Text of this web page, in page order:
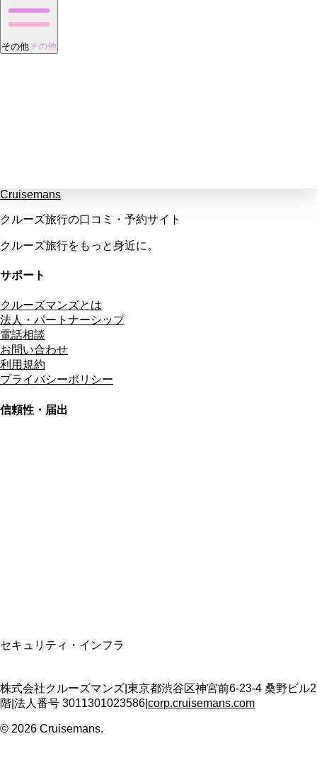
その他その他
Cruisemans
クルーズ旅行の口コミ・予約サイト
クルーズ旅行をもっと身近に。
サポート
クルーズマンズとは
法人・パートナーシップ
電話相談
お問い合わせ
利用規約
プライバシーポリシー
信頼性・届出
セキュリティ・インフラ
株式会社クルーズマンズ 東京都渋谷区神宮前6-23-4 桑野ビル2
階 法人番号 3011301023586 corp.cruisemans.com
© 2026 Cruisemans.